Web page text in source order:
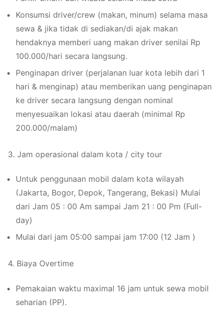
Konsumsi driver/crew (makan, minum) selama masa
sewa & jika tidak di sediakan/di ajak makan
hendaknya memberi uang makan driver senilai Rp
100.000/hari secara langsung.
Penginapan driver (perjalanan luar kota lebih dari 1
hari & menginap) atau memberikan uang penginapan
ke driver secara langsung dengan nominal
menyesuaikan lokasi atau daerah (minimal Rp
200.000/malam)
3. Jam operasional dalam kota / city tour
Untuk penggunaan mobil dalam kota wilayah
(Jakarta, Bogor, Depok, Tangerang, Bekasi) Mulai
dari Jam 05 : 00 Am sampai Jam 21 : 00 Pm (Full-
day)
Mulai dari jam 05:00 sampai jam 17:00 (12 Jam )
4. Biaya Overtime
Pemakaian waktu maximal 16 jam untuk sewa mobil
seharian (PP).